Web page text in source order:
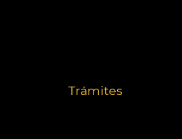
Trámites